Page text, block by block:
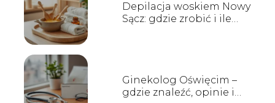
Depilacja woskiem Nowy
Sącz: gdzie zrobić i ile
Ginekolog Oświęcim –
gdzie znaleźć, opinie i